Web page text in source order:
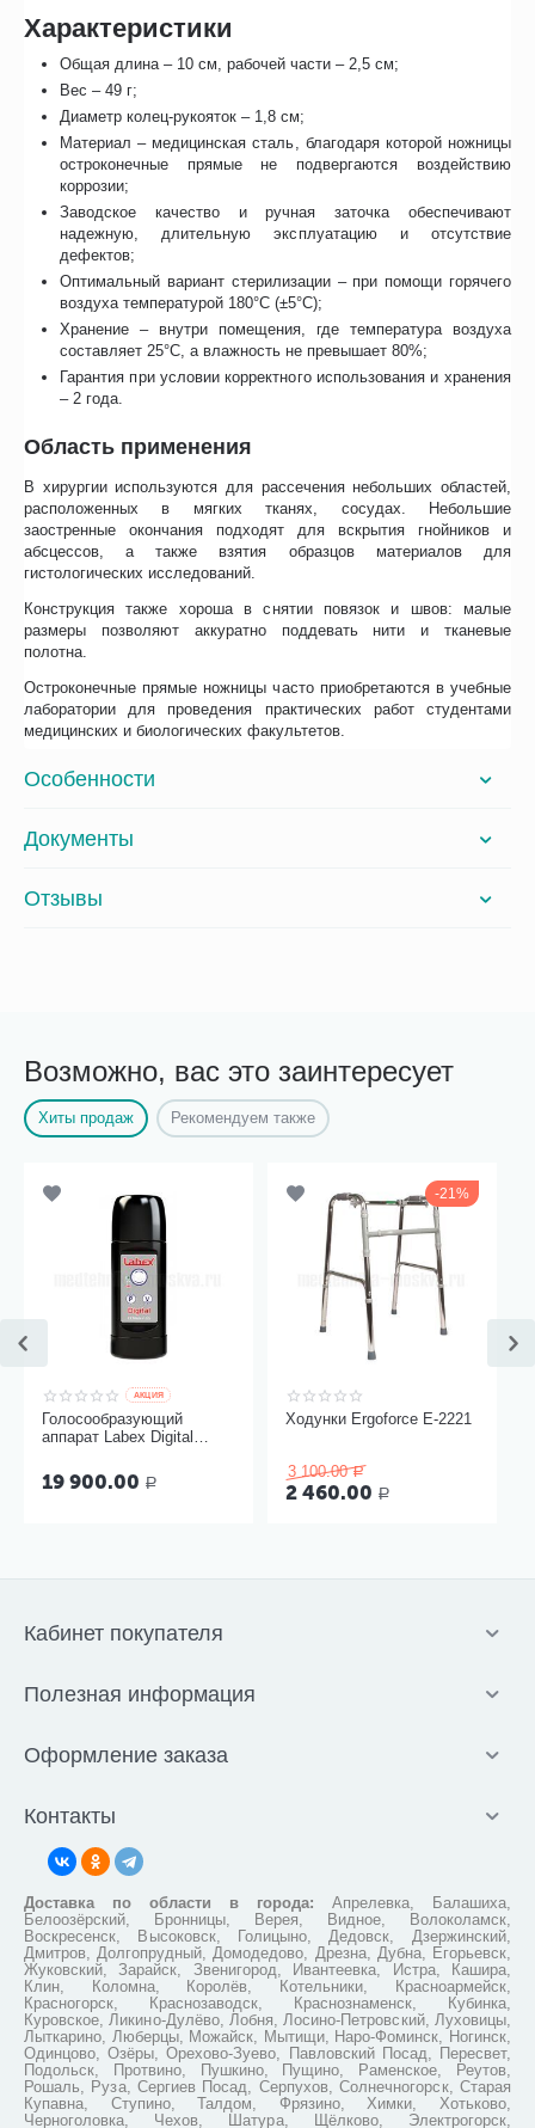
Характеристики
Общая длина – 10 см, рабочей части – 2,5 см;
Вес – 49 г;
Диаметр колец-рукояток – 1,8 см;
Материал – медицинская сталь, благодаря которой ножницы
остроконечные прямые не подвергаются воздействию
коррозии;
Заводское качество и ручная заточка обеспечивают
надежную, длительную эксплуатацию и отсутствие
дефектов;
Оптимальный вариант стерилизации – при помощи горячего
воздуха температурой 180°C (±5°C);
Хранение – внутри помещения, где температура воздуха
составляет 25°C, а влажность не превышает 80%;
Гарантия при условии корректного использования и хранения
– 2 года.
Область применения
В хирургии используются для рассечения небольших областей,
расположенных в мягких тканях, сосудах. Небольшие
заостренные окончания подходят для вскрытия гнойников и
абсцессов, а также взятия образцов материалов для
гистологических исследований.
Конструкция также хороша в снятии повязок и швов: малые
размеры позволяют аккуратно поддевать нити и тканевые
полотна.
Остроконечные прямые ножницы часто приобретаются в учебные
лаборатории для проведения практических работ студентами
медицинских и биологических факультетов.
Особенности
Документы
Отзывы
Возможно, вас это заинтересует
Хиты продаж Рекомендуем также
AКЦИЯ
Голосообразующий
аппарат Labex Digital
корпус
19 900.00 Р
21%
Ходунки Ergoforce Е-2221
3 100.00 Р
2 460.00 Р
Кабинет покупателя
Полезная информация
Оформление заказа
Контакты
Доставка по области в города: Апрелевка, Балашиха,
Белоозёрский, Бронницы, Верея, Видное, Волоколамск,
Воскресенск, Высоковск, Голицыно, Дедовск, Дзержинский,
Дмитров, Долгопрудный, Домодедово, Дрезна, Дубна, Егорьевск,
Жуковский, Зарайск, Звенигород, Ивантеевка, Истра, Кашира,
Клин, Коломна, Королёв, Котельники, Красноармейск,
Красногорск, Краснозаводск, Краснознаменск, Кубинка,
Куровское, Ликино-Дулёво, Лобня, Лосино-Петровский, Луховицы,
Лыткарино, Люберцы, Можайск, Мытищи, Наро-Фоминск, Ногинск,
Одинцово, Озёры, Орехово-Зуево, Павловский Посад, Пересвет,
Подольск, Протвино, Пушкино, Пущино, Раменское, Реутов,
Рошаль, Руза, Сергиев Посад, Серпухов, Солнечногорск, Старая
Купавна, Ступино, Талдом, Фрязино, Химки, Хотьково,
Черноголовка, Чехов, Шатура, Щёлково, Электрогорск,